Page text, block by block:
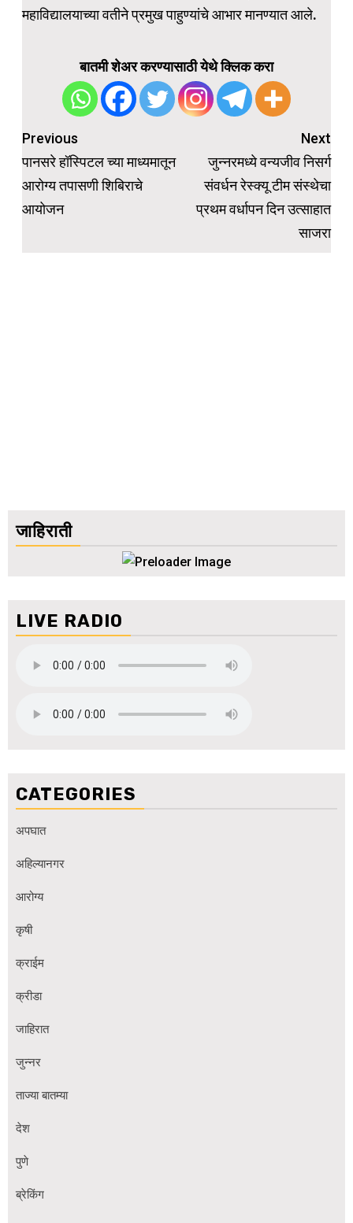
महाविद्यालयाच्या वतीने प्रमुख पाहुण्यांचे आभार मानण्यात आले.
बातमी शेअर करण्यासाठी येथे क्लिक करा
Post
navigation
Previous
पानसरे हॉस्पिटल च्या माध्यमातून
आरोग्य तपासणी शिबिराचे
आयोजन
Next
जुन्नरमध्ये वन्यजीव निसर्ग
संवर्धन रेस्क्यू टीम संस्थेचा
प्रथम वर्धापन दिन उत्साहात
साजरा
जाहिराती
LIVE RADIO
CATEGORIES
अपघात
अहिल्यानगर
आरोग्य
कृषी
क्राईम
क्रीडा
जाहिरात
जुन्नर
ताज्या बातम्या
देश
पुणे
ब्रेकिंग